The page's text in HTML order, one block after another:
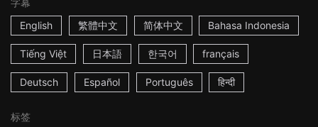
字幕
English
繁體中文 简体中文 Bahasa Indonesia
Tiếng Việt 日本語 한국어 français
Deutsch Español Português हिन्दी
标签